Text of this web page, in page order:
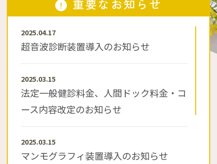
重要なお知らせ
2025.04.17
超音波診断装置導入のお知らせ
2025.03.15
法定一般健診料金、人間ドック料金・コ
ース内容改定のお知らせ
2025.03.15
マンモグラフィ装置導入のお知らせ